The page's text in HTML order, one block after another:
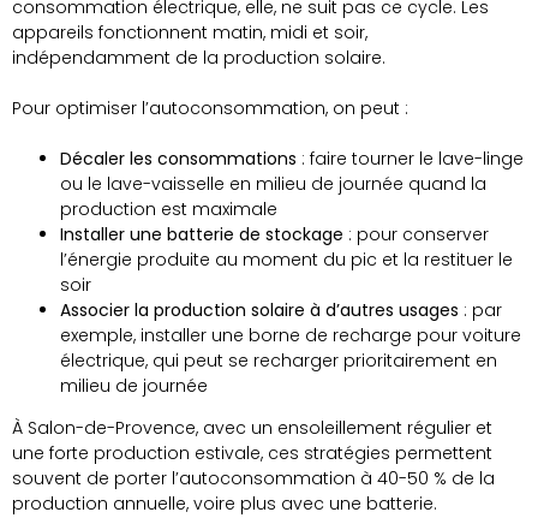
consommation électrique, elle, ne suit pas ce cycle. Les
appareils fonctionnent matin, midi et soir,
indépendamment de la production solaire.
Pour optimiser l’autoconsommation, on peut :
Décaler les consommations : faire tourner le lave-linge
ou le lave-vaisselle en milieu de journée quand la
production est maximale
Installer une batterie de stockage : pour conserver
l’énergie produite au moment du pic et la restituer le
soir
Associer la production solaire à d’autres usages : par
exemple, installer une borne de recharge pour voiture
électrique, qui peut se recharger prioritairement en
milieu de journée
À Salon-de-Provence, avec un ensoleillement régulier et
une forte production estivale, ces stratégies permettent
souvent de porter l’autoconsommation à 40-50 % de la
production annuelle, voire plus avec une batterie.